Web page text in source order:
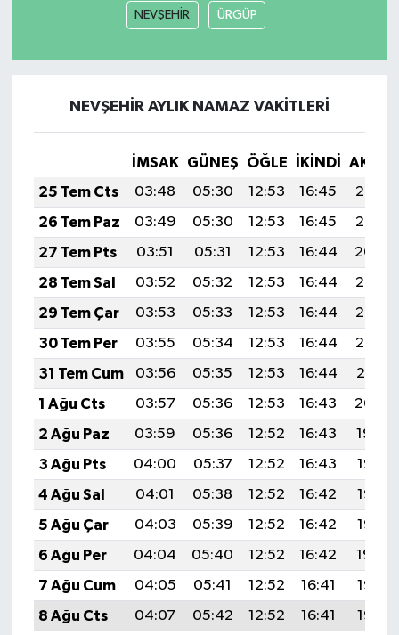
NEVŞEHİR ÜRGÜP
NEVŞEHİR AYLIK NAMAZ VAKITLERI
İMSAK GÜNEŞ ÖĞLE İKINDI
25 Tem Cts
03:48 05:30 12:53 16:45
20:06
26 Tem Paz
03:49 05:30 12:53 16:45
20:05
27 Tem Pts
03:51 05:31 12:53 16:44
20:04
28 Tem Sal
03:52 05:32 12:53 16:44
20:03
29 Tem Çar
03:53 05:33 12:53 16:44
20:02
30 Tem Per
03:55 05:34 12:53 16:44
20:02
31 Tem Cum
03:56 05:35 12:53 16:44
20:01
1 Ağu Cts
03:57 05:36 12:53 16:43
20:00
2 Ağu Paz
03:59 05:36 12:52 16:43
19:59
3 Ağu Pts
04:00 05:37 12:52 16:43
19:58
4 Ağu Sal
04:01 05:38 12:52 16:42
19:57
5 Ağu Çar
04:03 05:39 12:52 16:42
19:55
6 Ağu Per
04:04 05:40 12:52 16:42
19:54
7 Ağu Cum
04:05 05:41 12:52 16:41
19:53
8 Ağu Cts
04:07 05:42 12:52 16:41
19:52